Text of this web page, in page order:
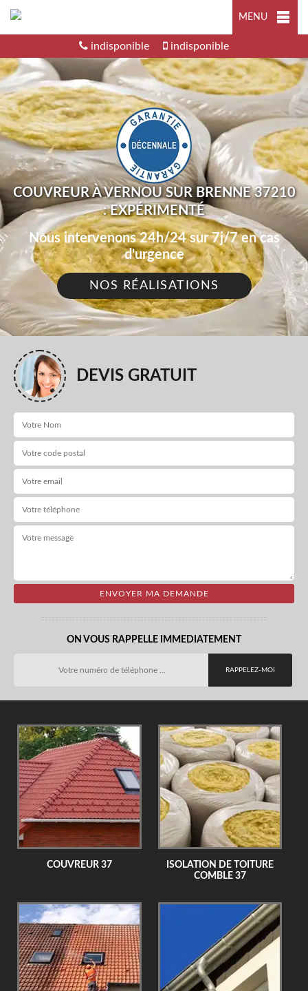
MENU
indisponible indisponible
COUVREUR À VERNOU SUR BRENNE 37210
: EXPÉRIMENTÉ
Nous intervenons 24h/24 sur 7j/7 en cas
d'urgence
NOS RÉALISATIONS
DEVIS GRATUIT
ON VOUS RAPPELLE IMMEDIATEMENT
COUVREUR 37
ISOLATION DE TOITURE
COMBLE 37